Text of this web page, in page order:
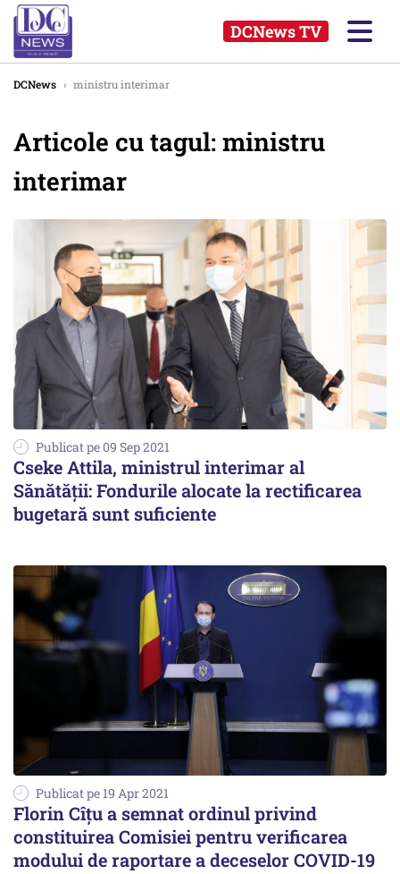
DCNews TV
DCNews › ministru interimar
Articole cu tagul: ministru
interimar
Publicat pe 09 Sep 2021
Cseke Attila, ministrul interimar al
Sănătăţii: Fondurile alocate la rectificarea
bugetară sunt suficiente
Publicat pe 19 Apr 2021
Florin Cîțu a semnat ordinul privind
constituirea Comisiei pentru verificarea
modului de raportare a deceselor COVID-19